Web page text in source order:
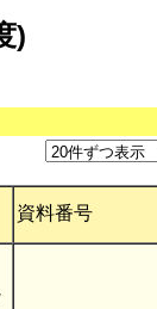
)
資料番号